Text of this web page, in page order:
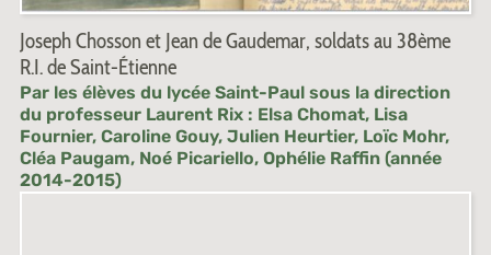
Joseph Chosson et Jean de Gaudemar, soldats au 38ème
R.I. de Saint-Étienne
Par les élèves du lycée Saint-Paul sous la direction
du professeur Laurent Rix : Elsa Chomat, Lisa
Fournier, Caroline Gouy, Julien Heurtier, Loïc Mohr,
Cléa Paugam, Noé Picariello, Ophélie Raffin (année
2014-2015)